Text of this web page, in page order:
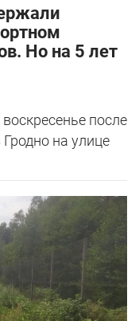
Но на 5 лет
после
на улице